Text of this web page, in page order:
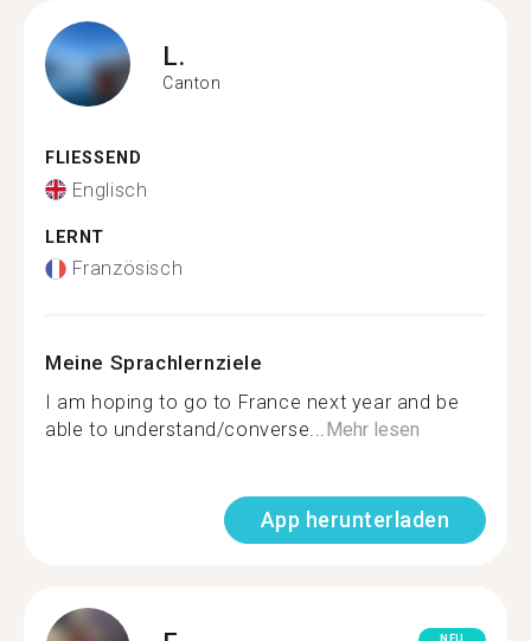
L.
Canton
FLIESSEND
Englisch
LERNT
Französisch
Meine Sprachlernziele
I am hoping to go to France next year and be
able to understand/converse...Mehr lesen
App herunterladen